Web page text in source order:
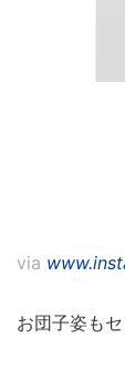
via
お団子姿も